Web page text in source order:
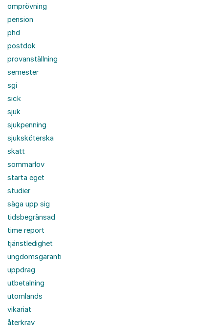
omprövning
pension
phd
postdok
provanställning
semester
sgi
sick
sjuk
sjukpenning
sjuksköterska
skatt
sommarlov
starta eget
studier
säga upp sig
tidsbegränsad
time report
tjänstledighet
ungdomsgaranti
uppdrag
utbetalning
utomlands
vikariat
återkrav